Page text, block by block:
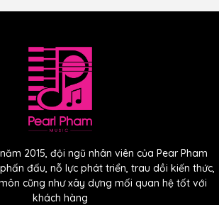
như khóa đàn
cổ điển và họa
cá trang trí tạo
tinh tế cho sản
2015, đội ngũ nhân viên của Pear Pham
đấu, nỗ lực phát triển, trau dồi kiến thức,
cũng như xây dựng mối quan hệ tốt với
khách hàng